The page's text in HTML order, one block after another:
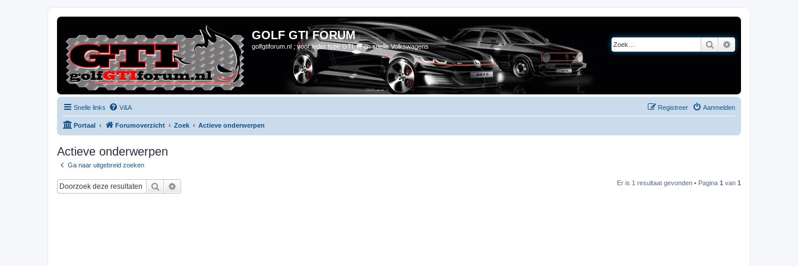
GOLF GTI FORUM
golfgtiforum.nl ; voor ieder type GTI, R en snelle Volkswagens Zoek
Snelle links V&A Aanmelden
Registreer
Portaal Forumoverzicht Zoek Actieve onderwerpen
Actieve onderwerpen
Ga naar uitgebreid zoeken
Zoek Er is 1 resultaat gevonden • Pagina 1 van 1